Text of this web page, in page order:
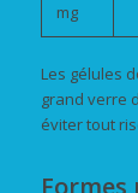
mg
Les gélules
grand verre
éviter tout